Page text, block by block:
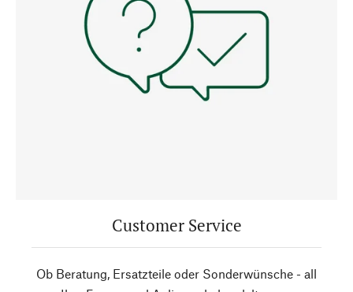
Customer Service
Ob Beratung, Ersatzteile oder Sonderwünsche - all